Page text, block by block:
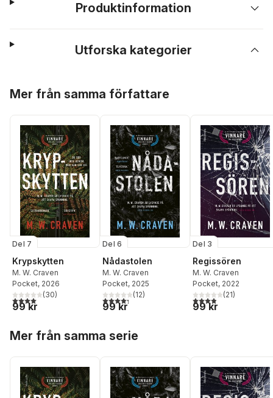
Produktinformation
Utforska kategorier
Mer från samma författare
Del 7
Krypskytten
M. W. Craven
Pocket, 2026
4,0utav 5 stjärnor. Totalt antal röster:
(30)
99 kr
Del 6
Nådastolen
M. W. Craven
Pocket, 2025
4,3utav 5 stjärnor. Totalt antal röster:
(12)
99 kr
Del 3
Regissören
M. W. Craven
Pocket, 2022
3,9utav 5 stjärnor.
(21)
99 kr
Mer från samma serie